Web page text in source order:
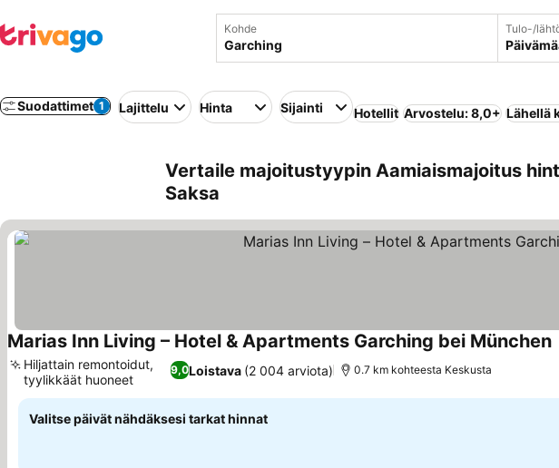
Kohde Tulo-/
Suodattimet 1 Lajittelu Hinta Sijainti Hotellit Arvostelu: 8,0+ Lähellä
Vertaile majoitustyypin Aamiaismajoitus
Saksa
Marias Inn Living – Hotel & Apartments Garching bei München
9,0Loistava (2 004 arviota)
Hiljattain remontoidut,
tyylikkäät huoneet
0.7 km kohteesta Keskusta
Valitse päivät nähdäksesi tarkat hinnat